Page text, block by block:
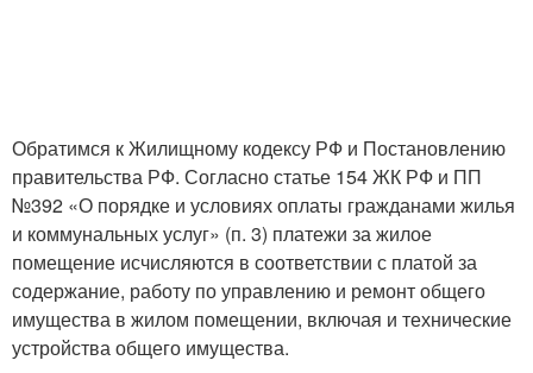
Обратимся к Жилищному кодексу РФ и Постановлению
правительства РФ. Согласно статье 154 ЖК РФ и ПП
№392 «О порядке и условиях оплаты гражданами жилья
и коммунальных услуг» (п. 3) платежи за жилое
помещение исчисляются в соответствии с платой за
содержание, работу по управлению и ремонт общего
имущества в жилом помещении, включая и технические
устройства общего имущества.